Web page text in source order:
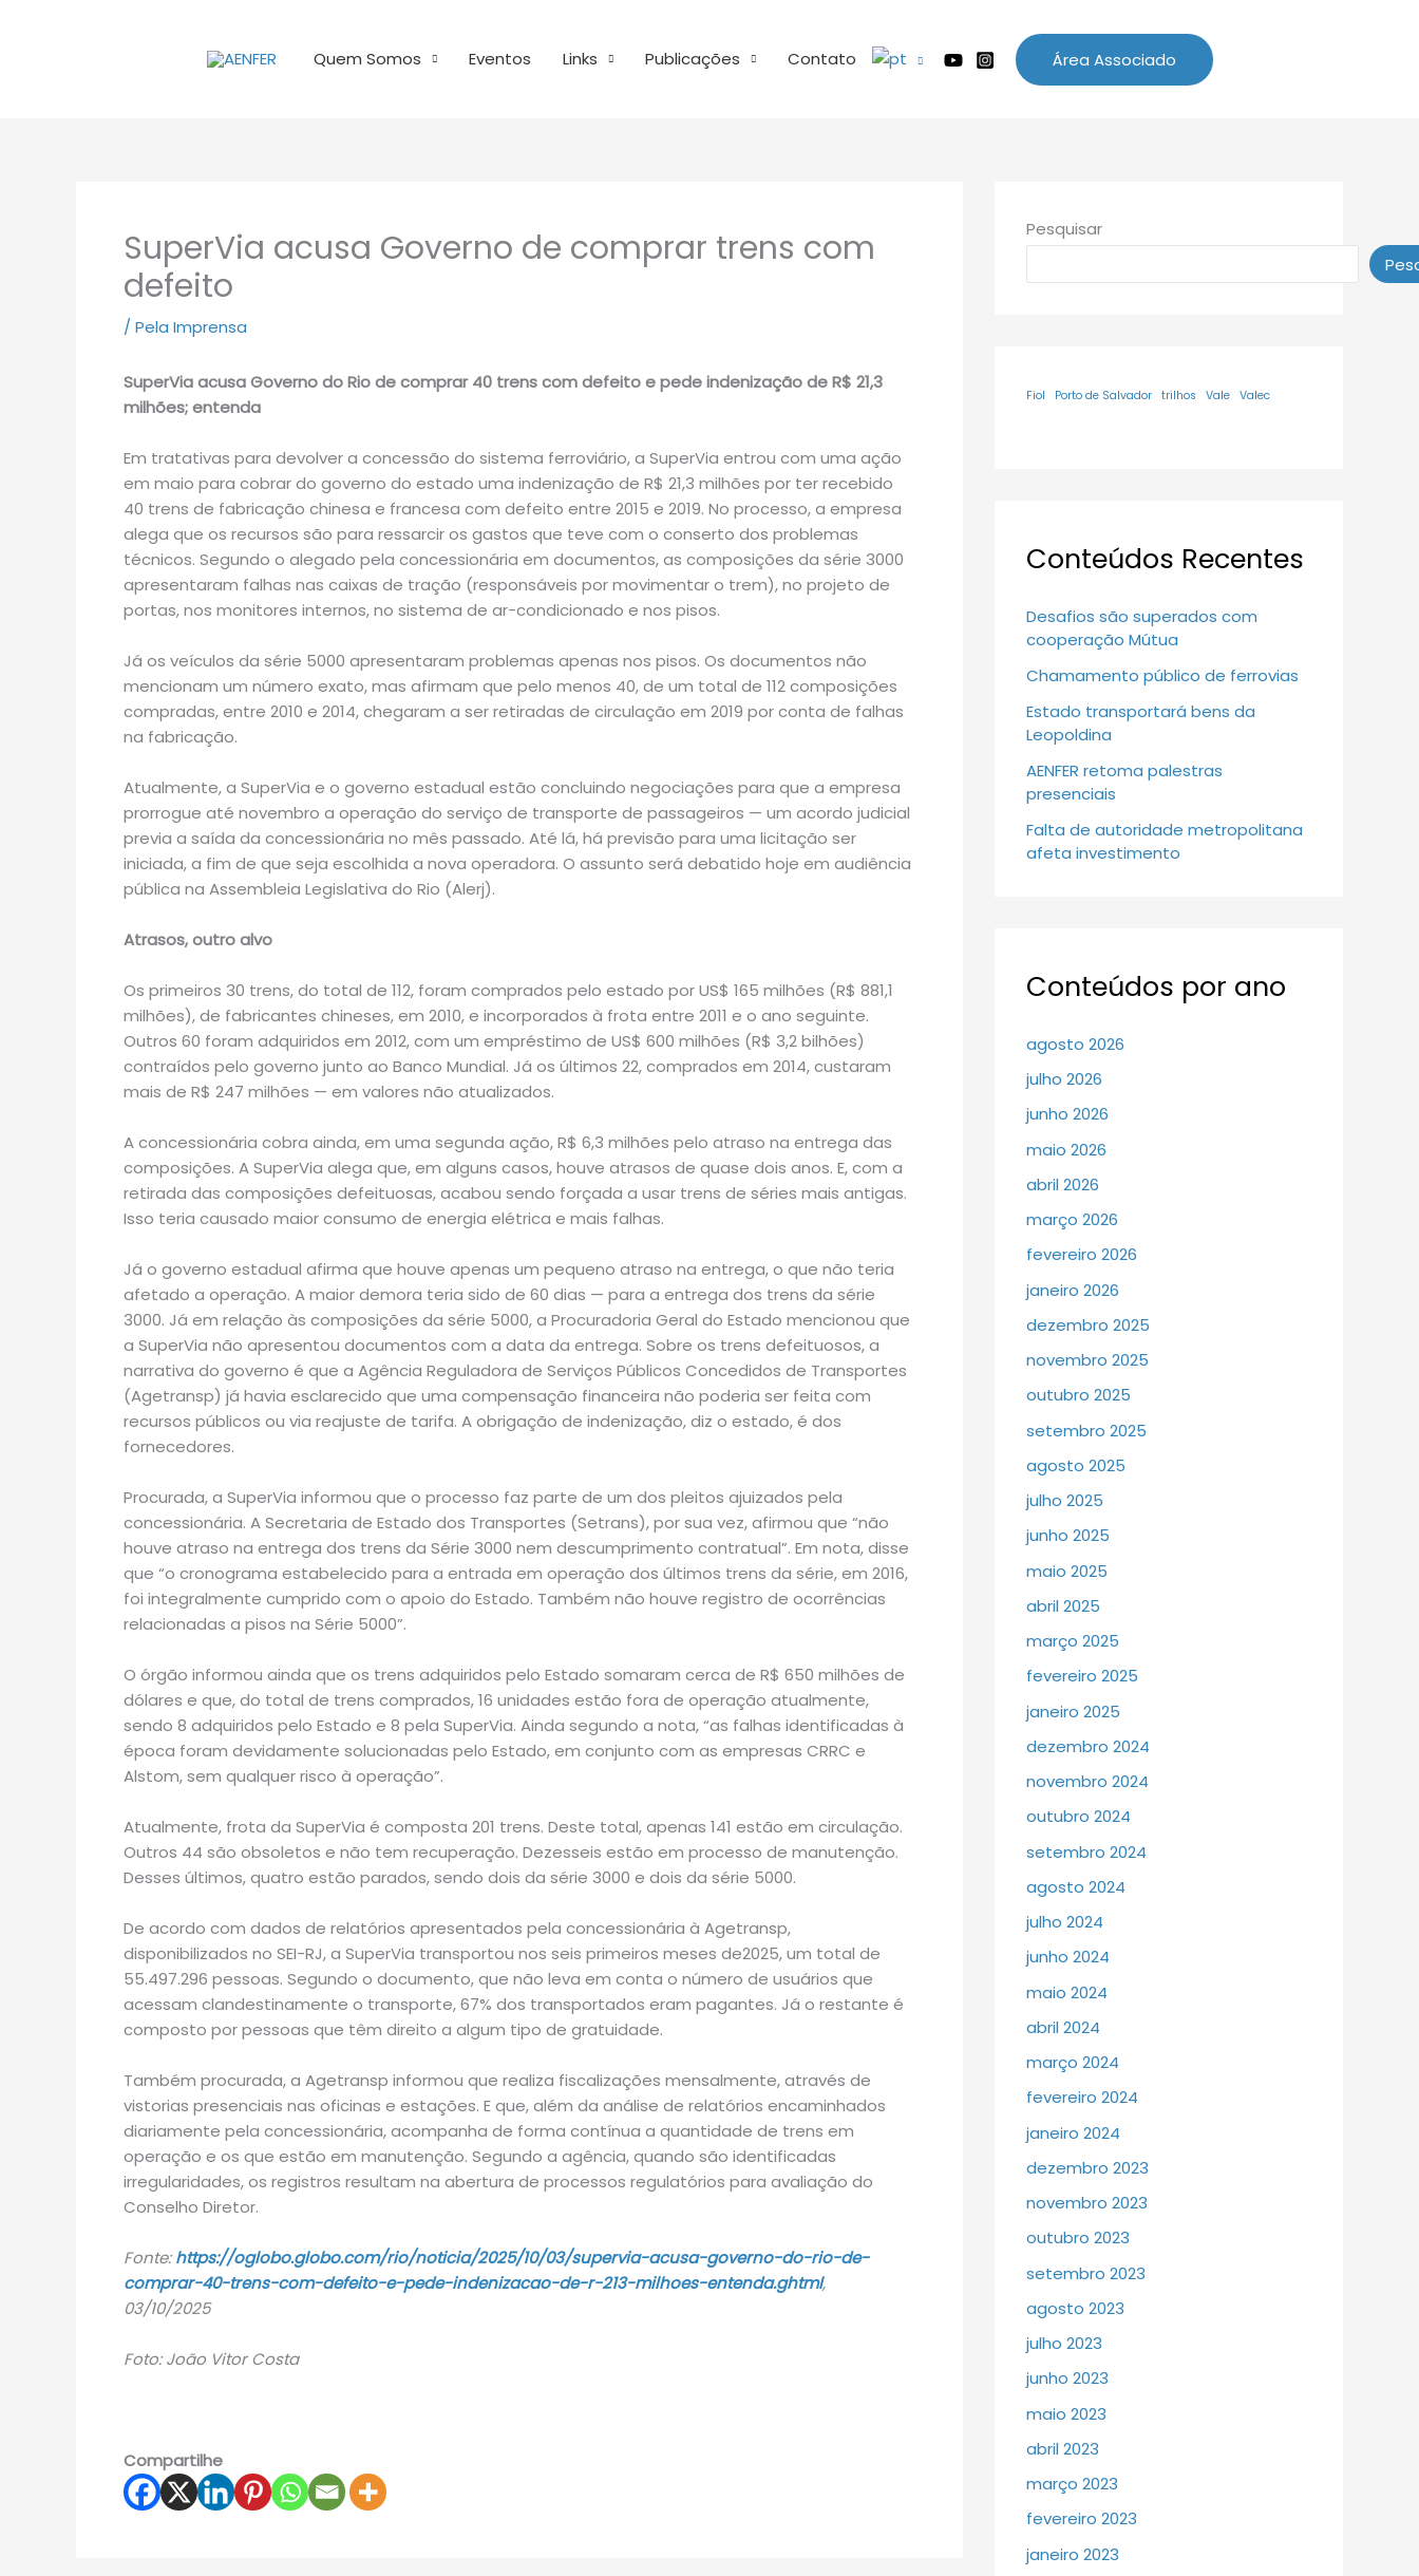
Quem Somos Eventos Links Publicações Contato Área Associado
SuperVia acusa Governo de comprar trens com
defeito
/ Pela Imprensa
SuperVia acusa Governo do Rio de comprar 40 trens com defeito e pede indenização de R$ 21,3
milhões; entenda
Em tratativas para devolver a concessão do sistema ferroviário, a SuperVia entrou com uma ação
em maio para cobrar do governo do estado uma indenização de R$ 21,3 milhões por ter recebido
40 trens de fabricação chinesa e francesa com defeito entre 2015 e 2019. No processo, a empresa
alega que os recursos são para ressarcir os gastos que teve com o conserto dos problemas
técnicos. Segundo o alegado pela concessionária em documentos, as composições da série 3000
apresentaram falhas nas caixas de tração (responsáveis por movimentar o trem), no projeto de
portas, nos monitores internos, no sistema de ar-condicionado e nos pisos.
Já os veículos da série 5000 apresentaram problemas apenas nos pisos. Os documentos não
mencionam um número exato, mas afirmam que pelo menos 40, de um total de 112 composições
compradas, entre 2010 e 2014, chegaram a ser retiradas de circulação em 2019 por conta de falhas
na fabricação.
Atualmente, a SuperVia e o governo estadual estão concluindo negociações para que a empresa
prorrogue até novembro a operação do serviço de transporte de passageiros — um acordo judicial
previa a saída da concessionária no mês passado. Até lá, há previsão para uma licitação ser
iniciada, a fim de que seja escolhida a nova operadora. O assunto será debatido hoje em audiência
pública na Assembleia Legislativa do Rio (Alerj).
Atrasos, outro alvo
Os primeiros 30 trens, do total de 112, foram comprados pelo estado por US$ 165 milhões (R$ 881,1
milhões), de fabricantes chineses, em 2010, e incorporados à frota entre 2011 e o ano seguinte.
Outros 60 foram adquiridos em 2012, com um empréstimo de US$ 600 milhões (R$ 3,2 bilhões)
contraídos pelo governo junto ao Banco Mundial. Já os últimos 22, comprados em 2014, custaram
mais de R$ 247 milhões — em valores não atualizados.
A concessionária cobra ainda, em uma segunda ação, R$ 6,3 milhões pelo atraso na entrega das
composições. A SuperVia alega que, em alguns casos, houve atrasos de quase dois anos. E, com a
retirada das composições defeituosas, acabou sendo forçada a usar trens de séries mais antigas.
Isso teria causado maior consumo de energia elétrica e mais falhas.
Já o governo estadual afirma que houve apenas um pequeno atraso na entrega, o que não teria
afetado a operação. A maior demora teria sido de 60 dias — para a entrega dos trens da série
3000. Já em relação às composições da série 5000, a Procuradoria Geral do Estado mencionou que
a SuperVia não apresentou documentos com a data da entrega. Sobre os trens defeituosos, a
narrativa do governo é que a Agência Reguladora de Serviços Públicos Concedidos de Transportes
(Agetransp) já havia esclarecido que uma compensação financeira não poderia ser feita com
recursos públicos ou via reajuste de tarifa. A obrigação de indenização, diz o estado, é dos
fornecedores.
Procurada, a SuperVia informou que o processo faz parte de um dos pleitos ajuizados pela
concessionária. A Secretaria de Estado dos Transportes (Setrans), por sua vez, afirmou que “não
houve atraso na entrega dos trens da Série 3000 nem descumprimento contratual”. Em nota, disse
que “o cronograma estabelecido para a entrada em operação dos últimos trens da série, em 2016,
foi integralmente cumprido com o apoio do Estado. Também não houve registro de ocorrências
relacionadas a pisos na Série 5000”.
O órgão informou ainda que os trens adquiridos pelo Estado somaram cerca de R$ 650 milhões de
dólares e que, do total de trens comprados, 16 unidades estão fora de operação atualmente,
sendo 8 adquiridos pelo Estado e 8 pela SuperVia. Ainda segundo a nota, “as falhas identificadas à
época foram devidamente solucionadas pelo Estado, em conjunto com as empresas CRRC e
Alstom, sem qualquer risco à operação”.
Atualmente, frota da SuperVia é composta 201 trens. Deste total, apenas 141 estão em circulação.
Outros 44 são obsoletos e não tem recuperação. Dezesseis estão em processo de manutenção.
Desses últimos, quatro estão parados, sendo dois da série 3000 e dois da série 5000.
De acordo com dados de relatórios apresentados pela concessionária à Agetransp,
disponibilizados no SEI-RJ, a SuperVia transportou nos seis primeiros meses de2025, um total de
55.497.296 pessoas. Segundo o documento, que não leva em conta o número de usuários que
acessam clandestinamente o transporte, 67% dos transportados eram pagantes. Já o restante é
composto por pessoas que têm direito a algum tipo de gratuidade.
Também procurada, a Agetransp informou que realiza fiscalizações mensalmente, através de
vistorias presenciais nas oficinas e estações. E que, além da análise de relatórios encaminhados
diariamente pela concessionária, acompanha de forma contínua a quantidade de trens em
operação e os que estão em manutenção. Segundo a agência, quando são identificadas
irregularidades, os registros resultam na abertura de processos regulatórios para avaliação do
Conselho Diretor.
Fonte:https://oglobo.globo.com/rio/noticia/2025/10/03/supervia-acusa-governo-do-rio-de-
comprar-40-trens-com-defeito-e-pede-indenizacao-de-r-213-milhoes-entenda.ghtml,
03/10/2025
Foto: João Vitor Costa
Compartilhe
Pesquisar
Fiol Porto de Salvador trilhos Vale Valec
Conteúdos Recentes
Desafios são superados com
cooperação Mútua
Chamamento público de ferrovias
Estado transportará bens da
Leopoldina
AENFER retoma palestras
presenciais
Falta de autoridade metropolitana
afeta investimento
Conteúdos por ano
agosto 2026
julho 2026
junho 2026
maio 2026
abril 2026
março 2026
fevereiro 2026
janeiro 2026
dezembro 2025
novembro 2025
outubro 2025
setembro 2025
agosto 2025
julho 2025
junho 2025
maio 2025
abril 2025
março 2025
fevereiro 2025
janeiro 2025
dezembro 2024
novembro 2024
outubro 2024
setembro 2024
agosto 2024
julho 2024
junho 2024
maio 2024
abril 2024
março 2024
fevereiro 2024
janeiro 2024
dezembro 2023
novembro 2023
outubro 2023
setembro 2023
agosto 2023
julho 2023
junho 2023
maio 2023
abril 2023
março 2023
fevereiro 2023
janeiro 2023